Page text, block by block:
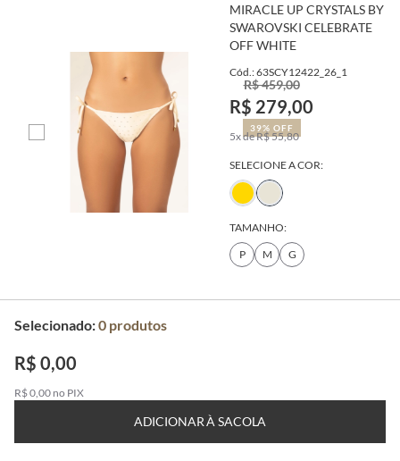
MIRACLE UP CRYSTALS BY
SWAROVSKI CELEBRATE
OFF WHITE
Cód.: 63SCY12422_26_1
R$ 459,00
R$ 279,00
39% OFF
5x de R$ 55,80
SELECIONE A COR:
TAMANHO:
P
M G
Selecionado:0 produtos
R$ 0,00
R$ 0,00 no PIX
ADICIONAR À SACOLA